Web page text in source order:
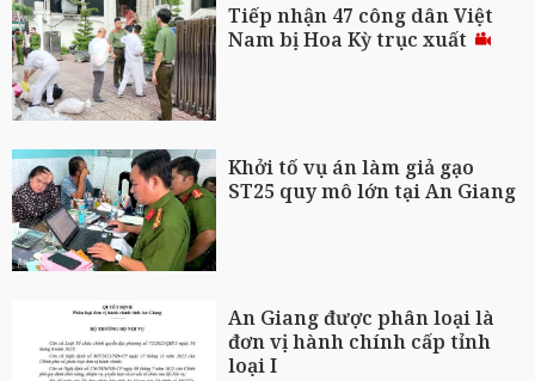
Tiếp nhận 47 công dân Việt
Nam bị Hoa Kỳ trục xuất
Khởi tố vụ án làm giả gạo
ST25 quy mô lớn tại An Giang
An Giang được phân loại là
đơn vị hành chính cấp tỉnh
loại I